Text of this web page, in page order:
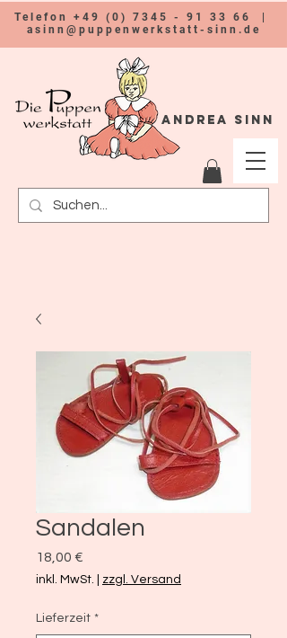
Telefon +49 (0) 7345 - 91 33 66
asinn@puppenwerkstatt-sinn.de
Andrea Sinn
Sandalen
18,00 €
inkl. MwSt. zzgl. Versand
Lieferzeit *